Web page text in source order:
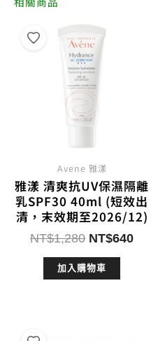
Avene 雅漾
雅漾 清爽抗UV保濕隔離
乳SPF30 40ml (短效出
清，末效期至2026/12)
NT$1,280 原
始
價
NT$640目
加入購物車